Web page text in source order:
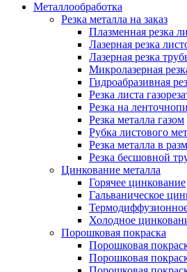
Металлообработка
Резка металла на заказ
Плазменная резка
Лазерная резка
Лазерная резка
Микролазерная
Гидроабразивная
Резка листа
Резка на
Резка металла газом
Рубка листового
Резка металла в
Резка бесшовной
Цинкование металла
Горячее цинкование
Гальваническое
Холодное
Порошковая покраска
Порошковая
Порошковая